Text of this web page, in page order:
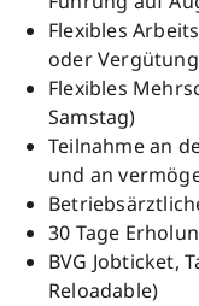
Flexibles
oder
Flexibles
Samstag)
Teilnahme an
und an
30 Tage
BVG Jobticket,
Reloadable)